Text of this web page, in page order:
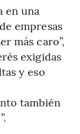
en una
empresas
más caro”,
exigidas
y eso
también